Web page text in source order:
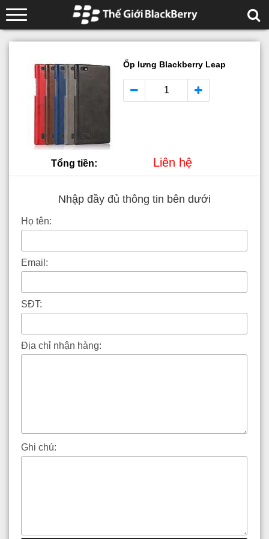
Ốp lưng Blackberry Leap
Tổng tiền: Liên hệ
Nhập đầy đủ thông tin bên dưới
Họ tên:
Email:
SĐT:
Địa chỉ nhận hàng:
Ghi chú: